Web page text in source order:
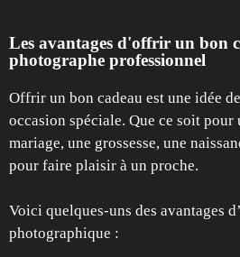
Les avantages d'offrir un bon
photographe professionnel
Offrir un bon cadeau est une idée
occasion spéciale. Que ce soit pour
mariage, une grossesse, une
pour faire plaisir à un proche.
Voici quelques-uns des avantages
photographique :